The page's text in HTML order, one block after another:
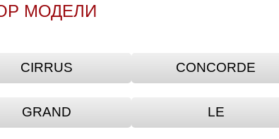
МОДЕЛИ
CIRRUS CONCORDE
GRAND LE